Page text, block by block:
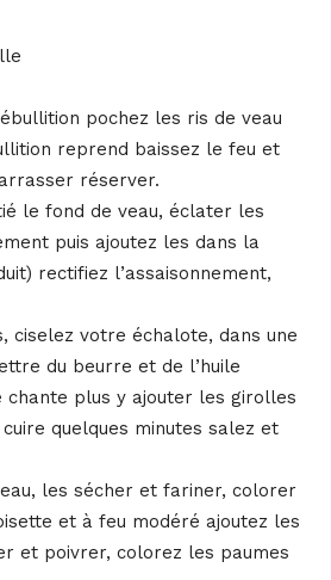
pochez les ris de veau
reprend baissez le feu et
réserver.
le fond de veau, éclater les
puis ajoutez les dans la
rectifiez l’assaisonnement,
ciselez votre échalote, dans une
du beurre et de l’huile
chante plus y ajouter les girolles
quelques minutes salez et
les sécher et fariner, colorer
et à feu modéré ajoutez les
et poivrer, colorez les paumes